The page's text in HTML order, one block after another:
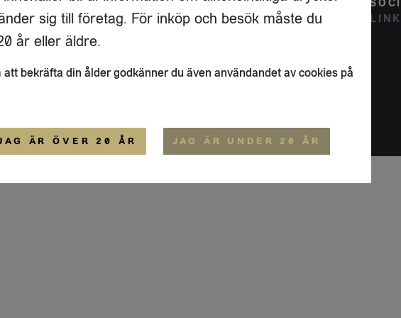
17 A
STOCKHOLM
FLAIVY
OM OSS
ALLMÄNNA VILLKOR
sig till företag. För inköp och besök måste du
år eller äldre.
att bekräfta din ålder godkänner du även användandet av cookies på
ÄR ÖVER 20 ÅR JAG ÄR UNDER 20 ÅR